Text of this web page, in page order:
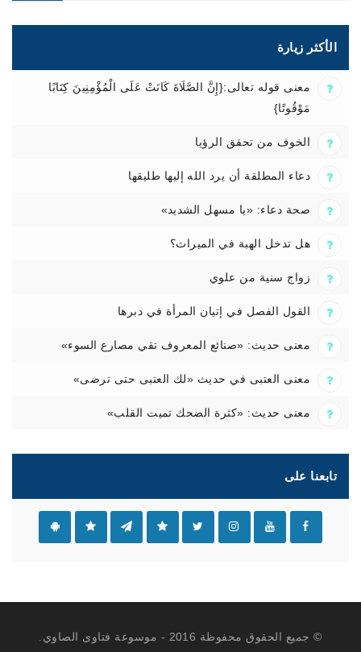
الأكثر زيارة
معنى قوله تعالى:{إِنَّ الصَّلَاةَ كَانَتْ عَلَى الْمُؤْمِنِينَ كِتَابًا
مَوْقُوتًا}
الخوف من تحقق الرؤيا
دعاء المطلقة أن يرد الله إليها طليقها
صحة دعاء: «يا مسهل الشديد»
هل تدخل الهبة في الميراث؟
زواج سنية من علوي
القول الفصل في إتيان المرأة في دبرها
معنى حديث: «صنائع المعروف تقي مصارع السوء»
معنى العتبى في حديث «لك العتبى حتى ترضى»
معنى حديث: «كثرة الضحك تميت القلب»
تابعنا على
© جميع الحقوق محفوظة 2016 - موسوعة فتاوى الصاوي.